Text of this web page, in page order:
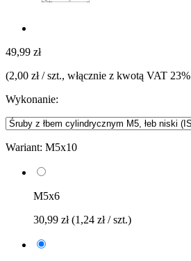
49,99 zł
(2,00 zł / szt., włącznie z kwotą VAT 23%
Wykonanie:
Wariant: M5x10
M5x6
30,99 zł(1,24 zł / szt.)